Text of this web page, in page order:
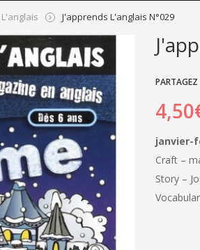
J'apprends L'anglais N°029
PARTAGEZ
janvier-
Craft –
Story –